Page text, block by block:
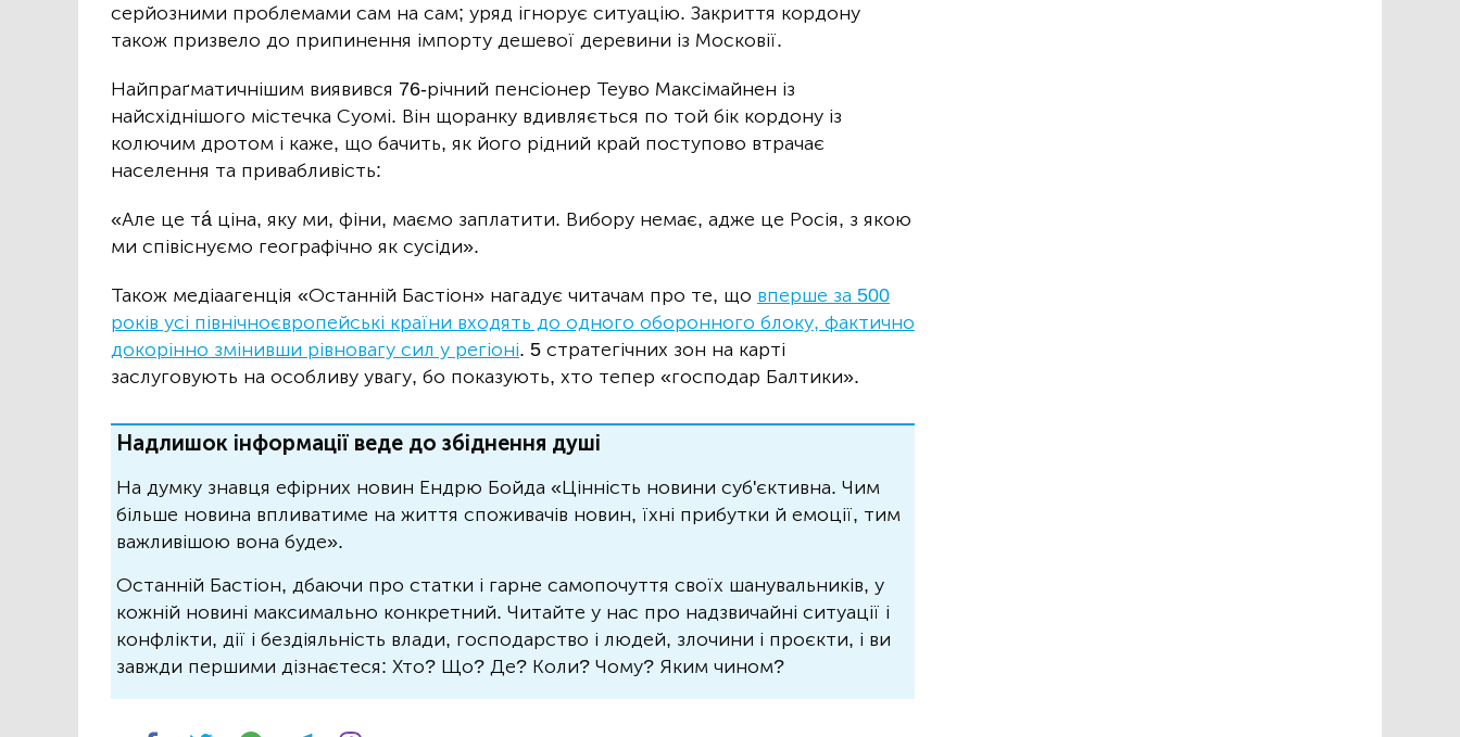
серйозними проблемами сам на сам; уряд ігнорує ситуацію. Закриття кордону
також призвело до припинення імпорту дешевої деревини із Московії.
Найпраґматичнішим виявився 76-річний пенсіонер Теуво Максімайнен із
найсхіднішого містечка Суомі. Він щоранку вдивляється по той бік кордону із
колючим дротом і каже, що бачить, як його рідний край поступово втрачає
населення та привабливість:
«Але це тá ціна, яку ми, фіни, маємо заплатити. Вибору немає, адже це Росія, з якою
ми співіснуємо географічно як сусіди».
Також медіаагенція «Останній Бастіон» нагадує читачам про те, що вперше за 500
років усі північноєвропейські країни входять до одного оборонного блоку, фактично
докорінно змінивши рівновагу сил у регіоні. 5 стратегічних зон на карті
заслуговують на особливу увагу, бо показують, хто тепер «господар Балтики».
Надлишок інформації веде до збіднення душі
На думку знавця ефірних новин Ендрю Бойда «Цінність новини суб'єктивна. Чим
більше новина впливатиме на життя споживачів новин, їхні прибутки й емоції, тим
важливішою вона буде».
Останній Бастіон, дбаючи про статки і гарне самопочуття своїх шанувальників, у
кожній новині максимально конкретний. Читайте у нас про надзвичайні ситуації і
конфлікти, дії і бездіяльність влади, господарство і людей, злочини і проєкти, і ви
завжди першими дізнаєтеся: Хто? Що? Де? Коли? Чому? Яким чином?